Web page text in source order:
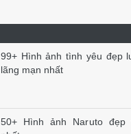
99+ Hình ảnh tình yêu đẹp
lãng mạn nhất
50+ Hình ảnh Naruto đẹp